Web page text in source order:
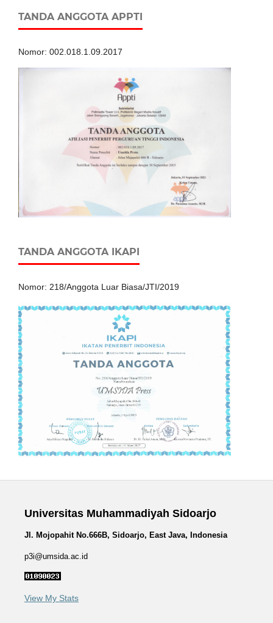
TANDA ANGGOTA APPTI
Nomor: 002.018.1.09.2017
TANDA ANGGOTA IKAPI
Nomor: 218/Anggota Luar Biasa/JTI/2019
Universitas Muhammadiyah Sidoarjo
Jl. Mojopahit No.666B, Sidoarjo, East Java, Indonesia
p3i@umsida.ac.id
View My Stats